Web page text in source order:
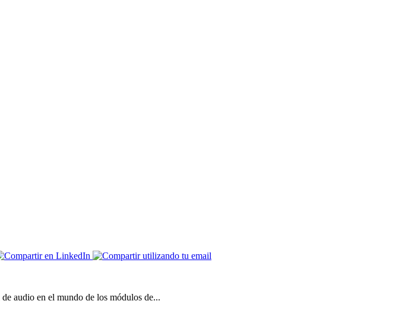
audio en el mundo de los módulos de...